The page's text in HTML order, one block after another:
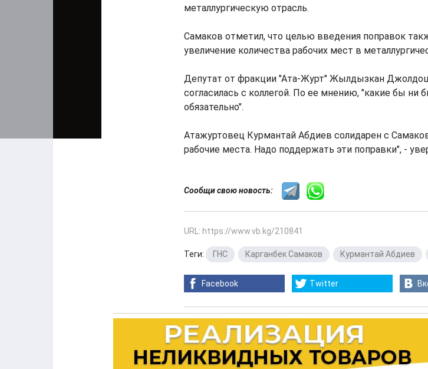
металлургическую отрасль.
Самаков отметил, что целью введения поправок
увеличение количества рабочих мест в
Депутат от фракции "Ата-Журт" Жылдызкан
согласилась с коллегой. По ее мнению, "какие бы ни
обязательно".
Атажуртовец Курмантай Абдиев солидарен с
рабочие места. Надо поддержать эти поправки", -
Сообщи свою новость:
URL: https://www.vb.kg/210841
Теги: ГНС Карганбек Самаков Курмантай Абдиев
Facebook Twitter